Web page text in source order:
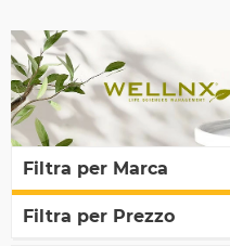
Filtra per Marca
Filtra per Prezzo